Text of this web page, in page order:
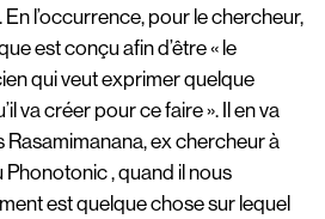
l’occurrence, pour le chercheur,
est conçu afin d’être « le
qui veut exprimer quelque
va créer pour ce faire ». Il en va
ex chercheur à
Phonotonic , quand il nous
est quelque chose sur lequel